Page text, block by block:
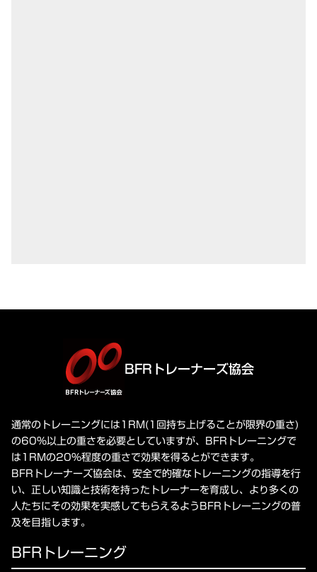
BFRトレーナーズ協会
通常のトレーニングには1RM(1回持ち上げることが限界の重さ)
の60%以上の重さを必要としていますが、BFRトレーニングで
は1RMの20%程度の重さで効果を得るとができます。
BFRトレーナーズ協会は、安全で的確なトレーニングの指導を行
い、正しい知識と技術を持ったトレーナーを育成し、より多くの
人たちにその効果を実感してもらえるようBFRトレーニングの普
及を目指します。
BFRトレーニング